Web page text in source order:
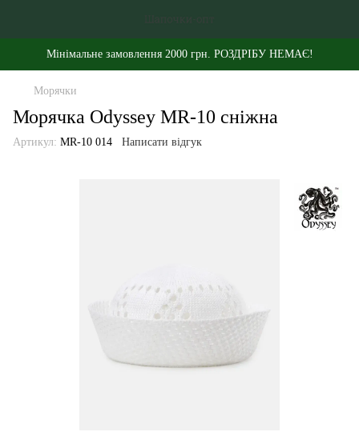
Мінімальне замовлення 2000 грн. РОЗДРІБУ НЕМАЄ!
Морячки
Морячка Odyssey MR-10 сніжна
Артикул: MR-10 014 Написати відгук